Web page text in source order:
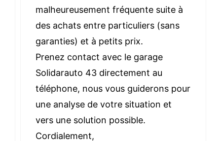
malheureusement fréquente suite à
des achats entre particuliers (sans
garanties) et à petits prix.
Prenez contact avec le garage
Solidarauto 43 directement au
téléphone, nous vous guiderons pour
une analyse de votre situation et
vers une solution possible.
Cordialement,